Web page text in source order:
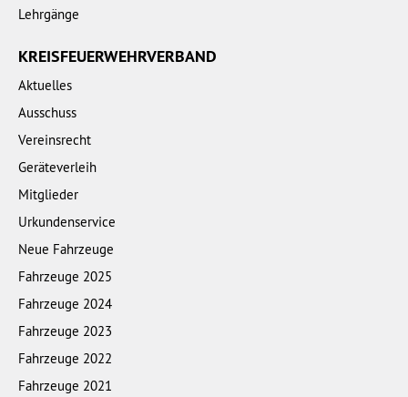
Lehrgänge
KREISFEUERWEHRVERBAND
Aktuelles
Ausschuss
Vereinsrecht
Geräteverleih
Mitglieder
Urkundenservice
Neue Fahrzeuge
Fahrzeuge 2025
Fahrzeuge 2024
Fahrzeuge 2023
Fahrzeuge 2022
Fahrzeuge 2021